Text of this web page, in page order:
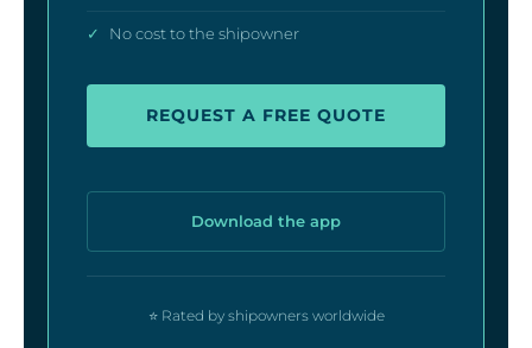
✓ No cost to the shipowner
REQUEST A FREE QUOTE
Download the app
⭐ Rated by shipowners worldwide